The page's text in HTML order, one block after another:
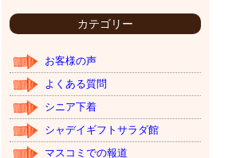
イ
ブ
カテゴリー
お客様の声
よくある質問
シニア下着
シャデイギフトサラダ館
マスコミでの報道